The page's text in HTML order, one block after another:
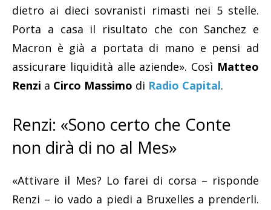
dietro ai dieci sovranisti rimasti nei 5 stelle.
Porta a casa il risultato che con Sanchez e
Macron è già a portata di mano e pensi ad
assicurare liquidità alle aziende». Così Matteo
Renzi a Circo Massimo di Radio Capital.
Renzi: «Sono certo che Conte
non dirà di no al Mes»
«Attivare il Mes? Lo farei di corsa – risponde
Renzi – io vado a piedi a Bruxelles a prenderli.